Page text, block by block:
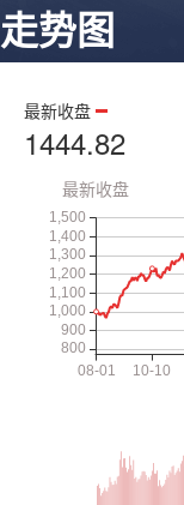
走势图
最新收盘
1444.82